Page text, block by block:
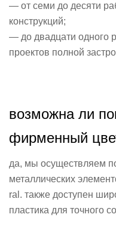
— от семи до десяти
конструкций;
— до двадцати одного
проектов полной
возможна ли
фирменный
да, мы осуществляем
металлических
ral. также доступен
пластика для точного